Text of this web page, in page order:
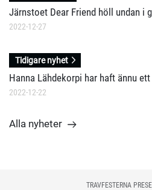
Järnstoet Dear Friend höll undan i
2022-12-27
Tidigare nyhet
Hanna Lähdekorpi har haft ännu
2022-12-22
Alla nyheter
TRAVFESTERNA